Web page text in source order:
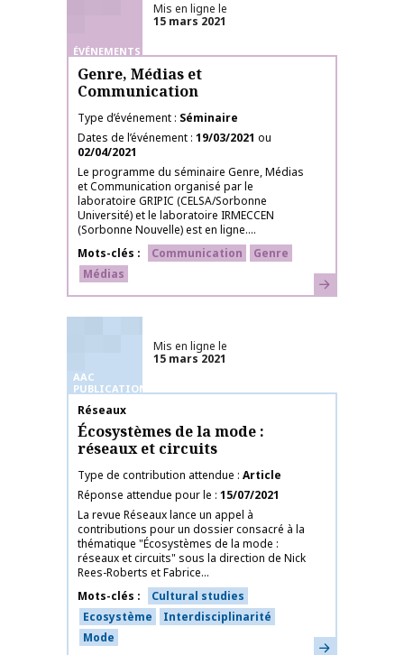
ÉVÉNEMENTS
Mis en ligne le
15 mars 2021
Genre, Médias et
Communication
Type d’événement Séminaire
Dates de l’événement 19/03/2021 ou
02/04/2021
Le programme du séminaire Genre, Médias
et Communication organisé par le
laboratoire GRIPIC (CELSA/Sorbonne
Université) et le laboratoire IRMECCEN
(Sorbonne Nouvelle) est en ligne....
Mots-clés
Communication
Genre
Médias
En savoir plus
AAC
PUBLICATIONS
Mis en ligne le
15 mars 2021
Nom de la publication
Réseaux
Écosystèmes de la mode :
réseaux et circuits
Type de contribution attendue Article
Réponse attendue pour le 15/07/2021
La revue Réseaux lance un appel à
contributions pour un dossier consacré à la
thématique "Écosystèmes de la mode :
réseaux et circuits" sous la direction de Nick
Rees-Roberts et Fabrice...
Mots-clés
Cultural studies
Ecosystème
Interdisciplinarité
Mode
En savoir plus